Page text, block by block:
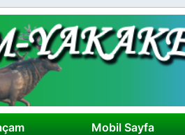
Mobil Sayfa